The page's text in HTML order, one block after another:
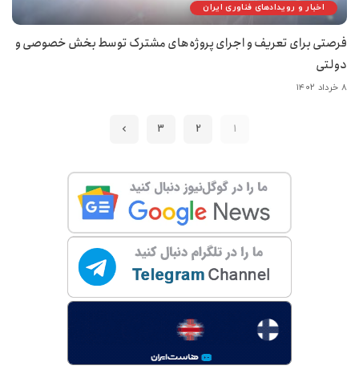
اخبار و رویدادهای فناوری ایران
فرصتی برای تعریف و اجرای پروژه‌های مشترک توسط بخش خصوصی و
دولتی
۸ خرداد ۱۴۰۲
1
2
3